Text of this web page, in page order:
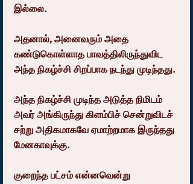
இல்லை.
அதனால், அனைவரும் அதை
கண்டுகொள்ளாத பாவத்திலிருந்துவிட
அந்த நிகழ்ச்சி சிறப்பாக நடந்து முடிந்தது.
அந்த நிகழ்ச்சி முடிந்த அடுத்த நிமிடம்
அவர் அங்கிருந்து கிளம்பிச் சென்றுவிடச்
சற்று அதிகமாகவே ஏமாற்றமாக இருந்தது
மேனகாவுக்கு.
குறைந்த பட்சம் என்னவென்று